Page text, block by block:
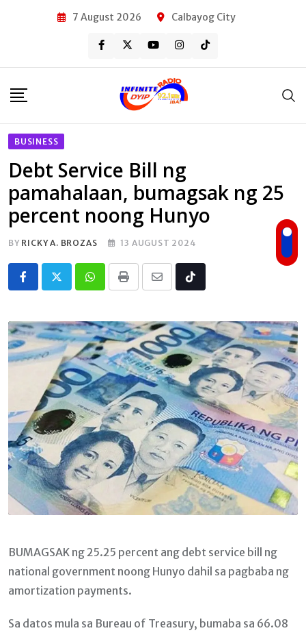
7 August 2026 Calbayog City
BUSINESS
Debt Service Bill ng
pamahalaan, bumagsak ng 25
percent noong Hunyo
BY RICKY A. BROZAS 13 AUGUST 2024
Whatsapp
Print
Share
Email
Tiktok
BUMAGSAK ng 25.25 percent ang debt service bill ng
national government noong Hunyo dahil sa pagbaba ng
amortization payments.
Sa datos mula sa Bureau of Treasury, bumaba sa 66.08